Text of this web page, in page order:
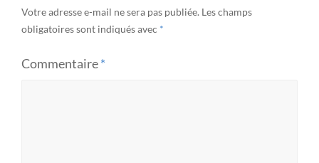
Votre adresse e-mail ne sera pas publiée. Les champs
obligatoires sont indiqués avec *
Commentaire*